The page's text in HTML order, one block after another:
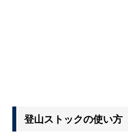
登山ストックの使い方